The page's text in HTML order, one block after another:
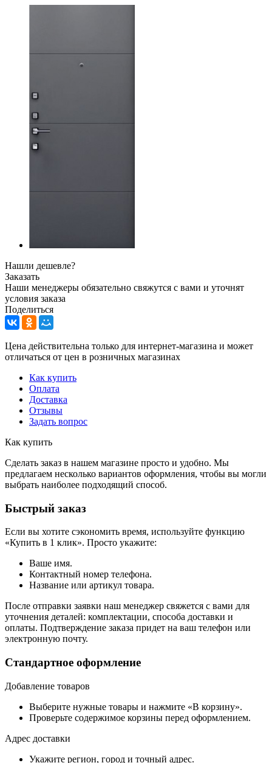
Нашли дешевле?
Заказать
Наши менеджеры обязательно свяжутся с вами и уточнят
условия заказа
Поделиться
Цена действительна только для интернет-магазина и может
отличаться от цен в розничных магазинах
Как купить
Оплата
Доставка
Отзывы
Задать вопрос
Как купить
Сделать заказ в нашем магазине просто и удобно. Мы
предлагаем несколько вариантов оформления, чтобы вы могли
выбрать наиболее подходящий способ.
Быстрый заказ
Если вы хотите сэкономить время, используйте функцию
«Купить в 1 клик». Просто укажите:
Ваше имя.
Контактный номер телефона.
Название или артикул товара.
После отправки заявки наш менеджер свяжется с вами для
уточнения деталей: комплектации, способа доставки и
оплаты. Подтверждение заказа придет на ваш телефон или
электронную почту.
Стандартное оформление
Добавление товаров
Выберите нужные товары и нажмите «В корзину».
Проверьте содержимое корзины перед оформлением.
Адрес доставки
Укажите регион, город и точный адрес.